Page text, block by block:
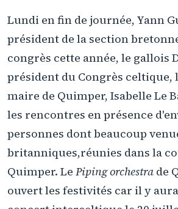
Lundi en fin de journée, Yann
président de la section
congrès cette année, le gallois
président du Congrès celtique,
maire de Quimper, Isabelle Le
les rencontres en présence
personnes dont beaucoup
britanniques,réunies dans la
Quimper. Le Piping orchestra de
ouvert les festivités car il y